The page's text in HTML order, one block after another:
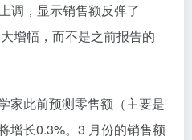
调，显示销售额反弹了
增幅，而不是之前报告的
家此前预测零售额（主要是
增长0.3%。3 月份的销售额